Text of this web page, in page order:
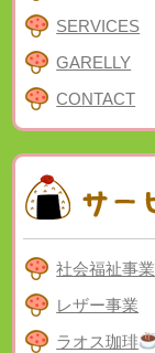
SERVICES
GARELLY
CONTACT
社会福祉事業
レザー事業
ラオス珈琲